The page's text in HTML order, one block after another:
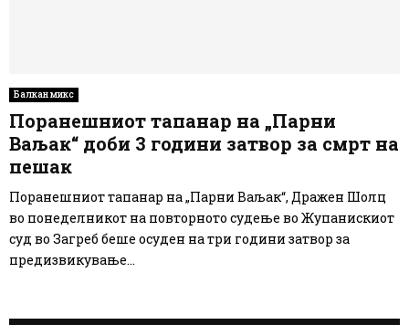
Балкан микс
Поранешниот тапанар на „Парни
Ваљак“ доби 3 години затвор за смрт на
пешак
Поранешниот тапанар на „Парни Ваљак“, Дражен Шолц
во понеделникот на повторното судење во Жупанискиот
суд во Загреб беше осуден на три години затвор за
предизвикување...